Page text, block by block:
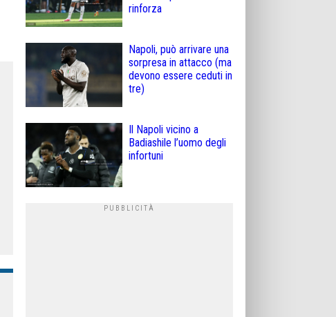
rinforza
Napoli, può arrivare una
sorpresa in attacco (ma
devono essere ceduti in
tre)
Il Napoli vicino a
Badiashile l’uomo degli
infortuni